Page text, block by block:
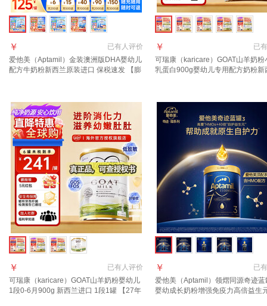
已有人评价
￥
爱他美（Aptamil）金装澳洲版DHA婴幼儿
配方牛奶粉新西兰原装进口 保税速发 【膨
已有
￥
可瑞康（karicare）GOAT山羊奶粉
乳蛋白900g婴幼儿专用配方奶粉新
已有人评价
￥
可瑞康（karicare）GOAT山羊奶粉婴幼儿
1段0-6月900g 新西兰进口 1段1罐 【27年
已有
￥
爱他美（Aptamil）领熠同源奇迹蓝
婴幼成长奶粉增强免疫力高倍益生